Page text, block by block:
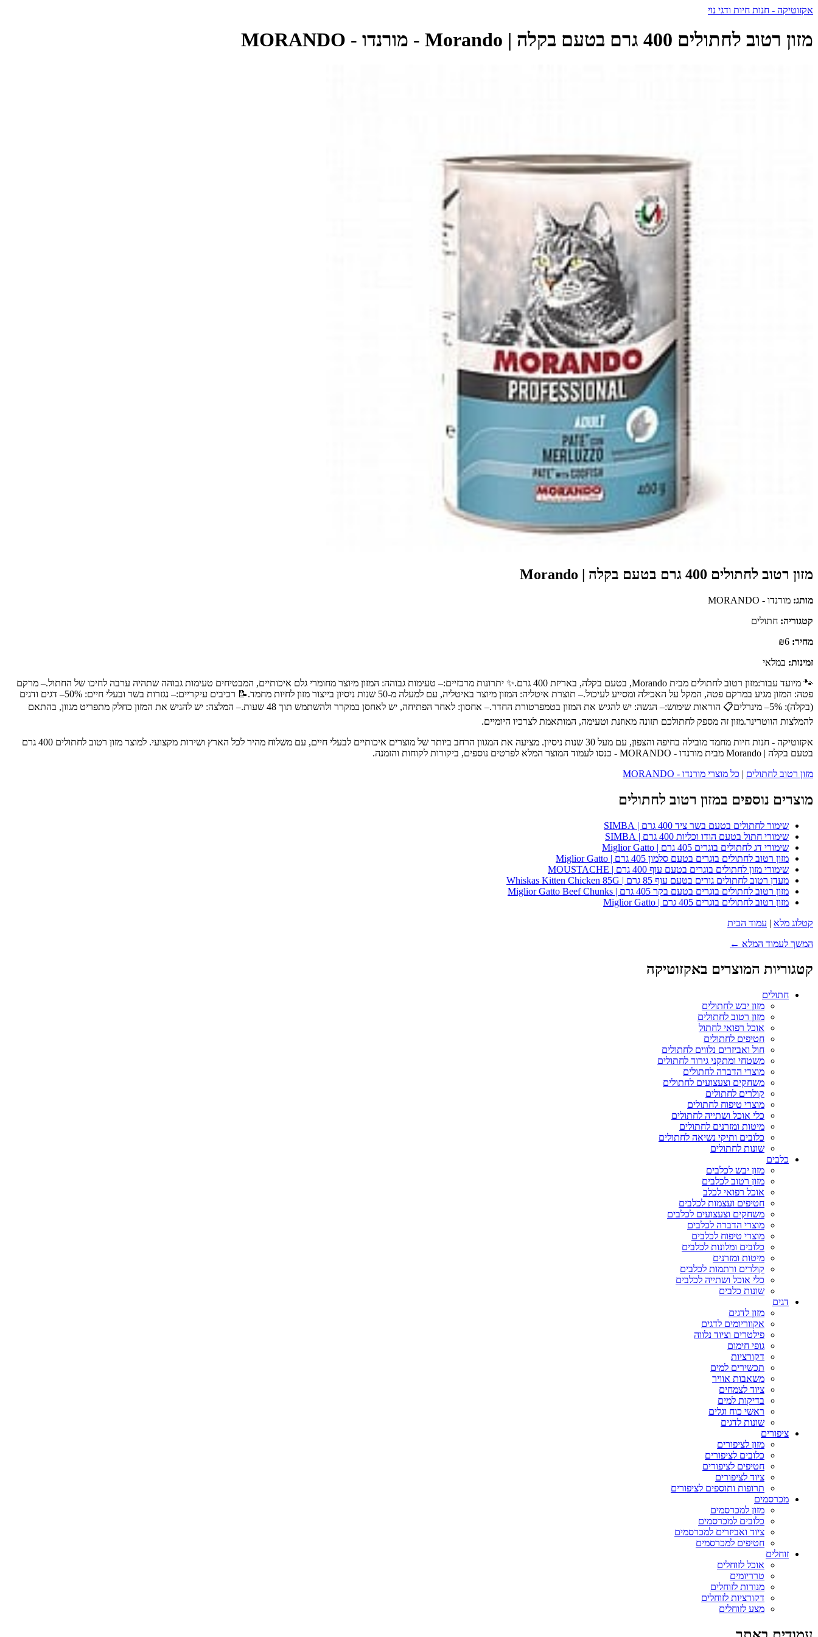
אקזוטיקה - חנות חיות ודגי נוי
מזון רטוב לחתולים 400 גרם בטעם בקלה | Morando - מורנדו - MORANDO
מזון רטוב לחתולים 400 גרם בטעם בקלה | Morando
מותג: מורנדו - MORANDO
קטגוריה: חתולים
מחיר:
זמינות: במלאי
🐾 מיועד עבור:מזון רטוב לחתולים מבית Morando, בטעם בקלה, באריזת 400 גרם.✨ יתרונות מרכזיים:– טעימות גבוהה: המזון מיוצר מחומרי גלם איכותיים, המבטיחים טעימות גבוהה שתהיה ערבה לחיכו של החתול.– מרקם
פטה: המזון מגיע במרקם פטה, המקל על האכילה ומסייע לעיכול.– תוצרת איטליה: המזון מיוצר באיטליה, עם למעלה מ-50 שנות ניסיון בייצור מזון לחיות מחמד.📝 רכיבים עיקריים:– נגזרות בשר ובעלי חיים: 50%– דגים ודגים
(בקלה): 5%– מינרלים📋 הוראות שימוש:– הגשה: יש להגיש את המזון בטמפרטורת החדר.– אחסון: לאחר הפתיחה, יש לאחסן במקרר ולהשתמש תוך 48 שעות.– המלצה: יש להגיש את המזון כחלק מתפריט מגוון, בהתאם
להמלצות הווטרינר.מזון זה מספק לחתולכם תזונה מאוזנת וטעימה, המותאמת לצרכיו היומיים.
אקזוטיקה - חנות חיות מחמד מובילה בחיפה והצפון, עם מעל 30 שנות ניסיון. מציעה את המגוון הרחב ביותר של מוצרים איכותיים לבעלי חיים, עם משלוח מהיר לכל הארץ ושירות מקצועי. למוצר מזון רטוב לחתולים 400 גרם
בטעם בקלה | Morando מבית מורנדו - MORANDO - כנסו לעמוד המוצר המלא לפרטים נוספים, ביקורות לקוחות והזמנה.
מזון רטוב לחתולים | כל מוצרי מורנדו - MORANDO
מוצרים נוספים במזון רטוב לחתולים
שימור לחתולים בטעם בשר ציד 400 גרם | SIMBA
שימורי חתול בטעם הודו וכליות 400 גרם | SIMBA
שימורי דג לחתולים בוגרים 405 גרם | Miglior Gatto
מזון רטוב לחתולים בוגרים בטעם סלמון 405 גרם | Miglior Gatto
שימורי מזון לחתולים בוגרים בטעם עוף 400 גרם | MOUSTACHE
מעדן רטוב לחתולים גורים בטעם עוף 85 גרם | Whiskas Kitten Chicken 85G
מזון רטוב לחתולים בוגרים בטעם בקר 405 גרם | Miglior Gatto Beef Chunks
מזון רטוב לחתולים בוגרים 405 גרם | Miglior Gatto
קטלוג מלא | עמוד הבית
המשך לעמוד המלא ←
קטגוריות המוצרים באקזוטיקה
חתולים
מזון יבש לחתולים
מזון רטוב לחתולים
אוכל רפואי לחתול
חטיפים לחתולים
חול ואביזרים נלווים לחתולים
משטחי ומתקני גירוד לחתולים
מוצרי הדברה לחתולים
משחקים וצעצועים לחתולים
קולרים לחתולים
מוצרי טיפוח לחתולים
כלי אוכל ושתייה לחתולים
מיטות ומזרנים לחתולים
כלובים ותיקי נשיאה לחתולים
שונות לחתולים
כלבים
מזון יבש לכלבים
מזון רטוב לכלבים
אוכל רפואי לכלב
חטיפים ועצמות לכלבים
משחקים וצעצועים לכלבים
מוצרי הדברה לכלבים
מוצרי טיפוח לכלבים
כלובים ומלונות לכלבים
מיטות ומזרנים
קולרים ורתמות לכלבים
כלי אוכל ושתייה לכלבים
שונות כלבים
דגים
מזון לדגים
אקווריומים לדגים
פילטרים וציוד נלווה
גופי חימום
דקורציות
תכשירים למים
משאבות אוויר
ציוד לצמחים
בדיקות למים
ראשי כוח וגלים
שונות לדגים
ציפורים
מזון לציפורים
כלובים לציפורים
חטיפים לציפורים
ציוד לציפורים
תרופות ותוספים לציפורים
מכרסמים
מזון למכרסמים
כלובים למכרסמים
ציוד ואביזרים למכרסמים
חטיפים למכרסמים
זוחלים
אוכל לזוחלים
טרריומים
מנורות לזוחלים
דקורציות לזוחלים
מצע לזוחלים